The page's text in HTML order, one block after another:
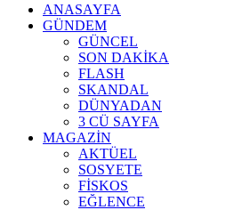
ANASAYFA
GÜNDEM
GÜNCEL
SON DAKİKA
FLASH
SKANDAL
DÜNYADAN
3 CÜ SAYFA
MAGAZİN
AKTÜEL
SOSYETE
FİSKOS
EĞLENCE